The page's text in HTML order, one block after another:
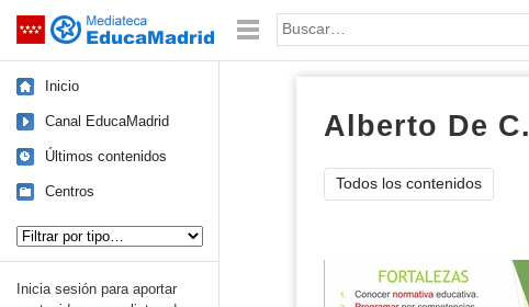
Saltar navegación Palabra o frase:
Inicio
Canal EducaMadrid
Últimos contenidos
Centros
Inicia sesión para aportar
Alberto De C.
Todos los contenidos